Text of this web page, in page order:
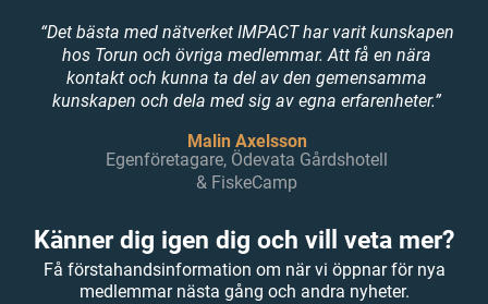
“Det bästa med nätverket IMPACT har varit kunskapen
hos Torun och övriga medlemmar. Att få en nära
kontakt och kunna ta del av den gemensamma
kunskapen och dela med sig av egna erfarenheter.”
Malin Axelsson
Egenföretagare, Ödevata Gårdshotell
& FiskeCamp
Känner dig igen dig och vill veta mer?
Få förstahandsinformation om när vi öppnar för nya
medlemmar nästa gång och andra nyheter.